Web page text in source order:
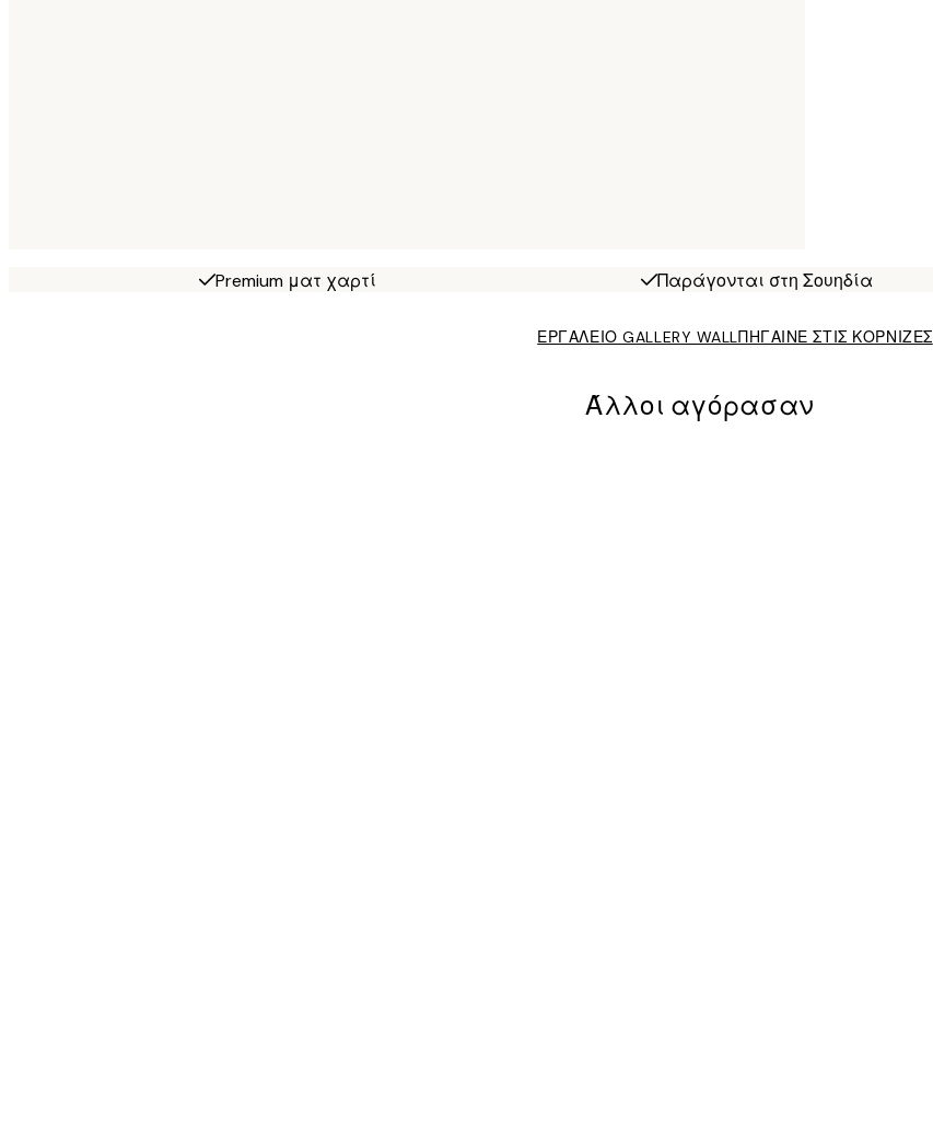
Premium ματ χαρτί Παράγονται στη Σουηδία
ΕΡΓΑΛΕΙΟ GALLERY WALLΠΗΓΑΙΝΕ ΣΤΙΣ ΚΟΡΝΙΖΕΣ
Άλλοι αγόρασαν